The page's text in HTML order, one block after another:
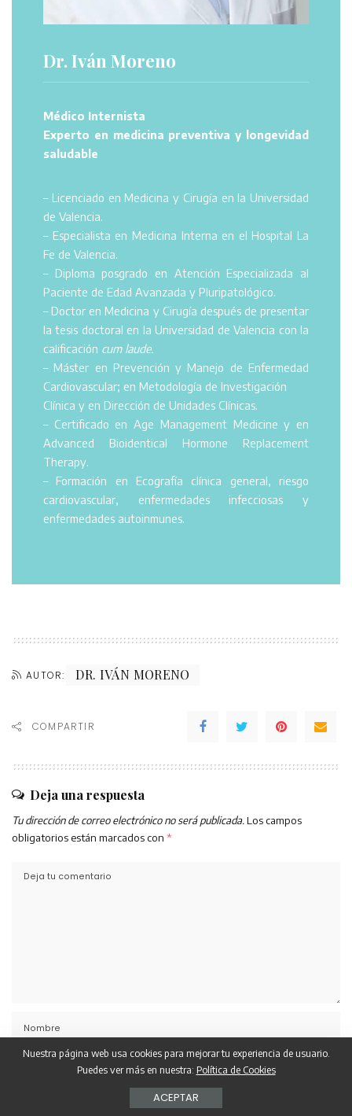
Dr. Iván Moreno
Médico Internista
Experto en medicina preventiva y longevidad
saludable
– Licenciado en Medicina y Cirugía en la Universidad
de Valencia.
– Especialista en Medicina Interna en el Hospital La
Fe de Valencia.
– Diploma posgrado en Atención Especializada al
Paciente de Edad Avanzada y Pluripatológico.
– Doctor en Medicina y Cirugía después de presentar
la tesis doctoral en la Universidad de Valencia con la
calificación cum laude.
– Máster en Prevención y Manejo de Enfermedad
Cardiovascular; en Metodología de Investigación
Clínica y en Dirección de Unidades Clínicas.
– Certificado en Age Management Medicine y en
Advanced Bioidentical Hormone Replacement
Therapy.
– Formación en Ecografía clínica general, riesgo
cardiovascular, enfermedades infecciosas y
enfermedades autoinmunes.
AUTOR: DR. IVÁN MORENO
COMPARTIR
Deja una respuesta
Tu dirección de correo electrónico no será publicada. Los campos
obligatorios están marcados con *
Nuestra página web usa cookies para mejorar tu experiencia de usuario.
Puedes ver más en nuestra: Política de Cookies
ACEPTAR